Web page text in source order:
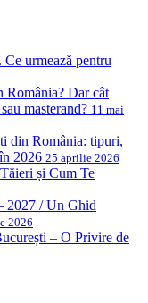
urmează pentru
România? Dar cât
masterand? 11 mai
din România: tipuri,
2026 25 aprilie 2026
și Cum Te
2027 / Un Ghid
2026
– O Privire de